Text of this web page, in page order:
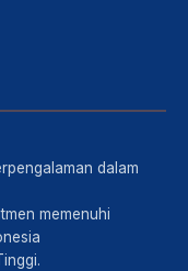
dalam
memenuhi